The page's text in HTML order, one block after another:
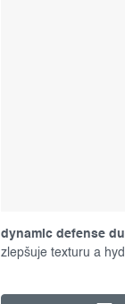
dynamic defense
zlepšuje texturu a